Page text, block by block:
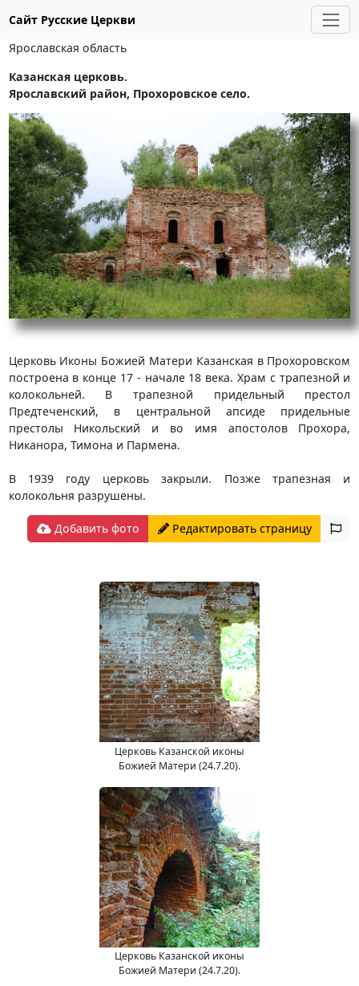
Сайт Русские Церкви
Ярославская область
Казанская церковь.
Ярославский район, Прохоровское село.
Церковь Иконы Божией Матери Казанская в Прохоровском
построена в конце 17 - начале 18 века. Храм с трапезной и
колокольней. В трапезной придельный престол
Предтеченский, в центральной апсиде придельные
престолы Никольский и во имя апостолов Прохора,
Никанора, Тимона и Пармена.
В 1939 году церковь закрыли. Позже трапезная и
колокольня разрушены.
Добавить фото Редактировать страницу
Церковь Казанской иконы
Божией Матери (24.7.20).
Церковь Казанской иконы
Божией Матери (24.7.20).